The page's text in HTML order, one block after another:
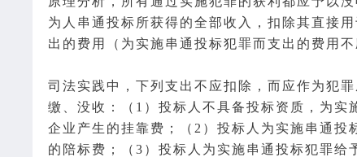
为人 串通投标 所获得的全部收入，扣除其直接
出的费用（为实施串通投标犯罪而支出的费用
司法实践中，下列支出不应扣除，而应作为犯
缴、没收：（1）投标人不具备投标资质，为实
企业产生的挂靠费；（2）投标人为实施串通投
的陪标费；（3）投标人为实施串通投标犯罪给